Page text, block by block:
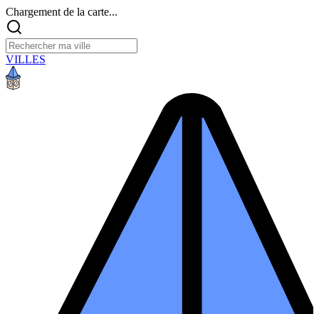
Chargement de la carte...
VILLES